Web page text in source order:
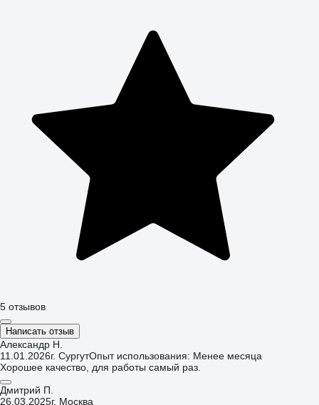
5 отзывов
Написать отзыв
Александр Н.
11.01.2026г. СургутОпыт использования: Менее месяца
Хорошее качество, для работы самый раз.
Дмитрий П.
26.03.2025г. Москва